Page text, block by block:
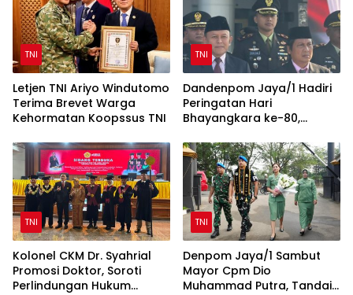
TNI
Letjen TNI Ariyo Windutomo
Terima Brevet Warga
Kehormatan Koopssus TNI
TNI
Dandenpom Jaya/1 Hadiri
Peringatan Hari
Bhayangkara ke-80,
TNI
Kolonel CKM Dr. Syahrial
Promosi Doktor, Soroti
Perlindungan Hukum
TNI
Denpom Jaya/1 Sambut
Mayor Cpm Dio
Muhammad Putra, Tandai